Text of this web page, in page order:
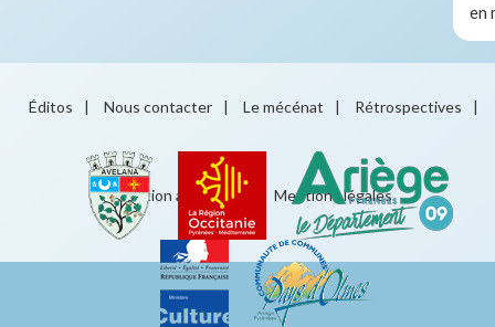
en
Éditos | Nous contacter | Le mécénat | Rétrospectives |
Éducation artistique Mentions légales